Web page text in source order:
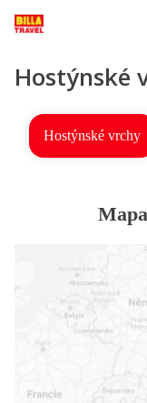
Hostýnské
Hostýnské vrchy